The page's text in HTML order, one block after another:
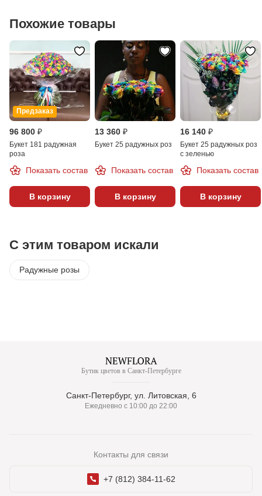
Похожие товары
Предзаказ
96 800 ₽
Букет 181 радужная
роза
Показать состав
В корзину
13 360 ₽
Букет 25 радужных роз
Показать состав
В корзину
16 140 ₽
Букет 25 радужных роз
с зеленью
Показать состав
В корзину
С этим товаром искали
Радужные розы
Бутик цветов в Санкт-Петербурге
Санкт-Петербург, ул. Литовская, 6
Ежедневно с 10:00 до 22:00
Контакты для связи
+7 (812) 384-11-62